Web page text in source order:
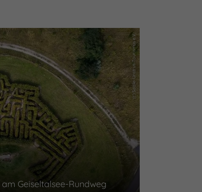
(c) Saale-Unstrut-Tourismus e.V.
Geiseltalsee-Rundweg